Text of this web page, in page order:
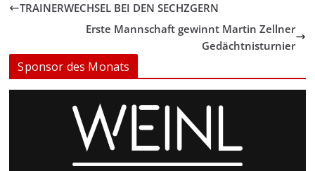
TRAINERWECHSEL BEI DEN SECHZGERN
Erste Mannschaft gewinnt Martin Zellner
Gedächtnisturnier
Sponsor des Monats